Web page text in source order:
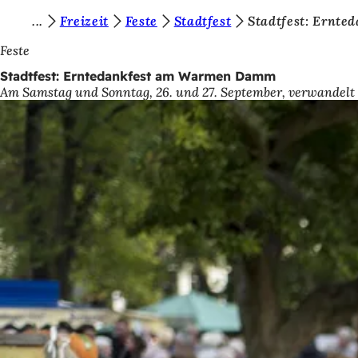
Inhalt anspringen
i
e
b
f
i
n
d
e
n
s
i
c
Freizeit Feste Stadtfest
Stadtfest:
Feste
Stadtfest: Erntedankfest am Warmen Damm
Am Samstag und Sonntag, 26. und 27. September,